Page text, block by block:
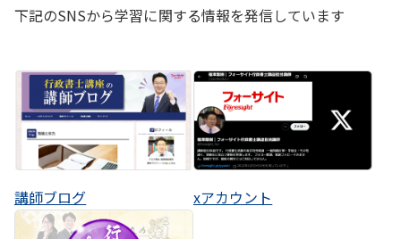
下記のSNSから学習に関する情報を発信しています
講師ブログ xアカウント